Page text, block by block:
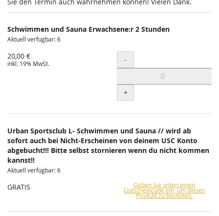
Sie den Termin auch wahrnehmen können! Vielen Dank.
Schwimmen und Sauna Erwachsene:r 2 Stunden
Aktuell verfügbar: 6
20,00 €
inkl. 19% MwSt. Menge
-
+
Urban Sportsclub L- Schwimmen und Sauna // wird ab
sofort auch bei Nicht-Erscheinen von deinem USC Konto
abgebucht!!! Bitte selbst stornieren wenn du nicht kommen
kannst!!
Aktuell verfügbar: 6
GRATIS Geben Sie unten einen
Gutscheincode ein, um dieses
Produkt zu bestellen.